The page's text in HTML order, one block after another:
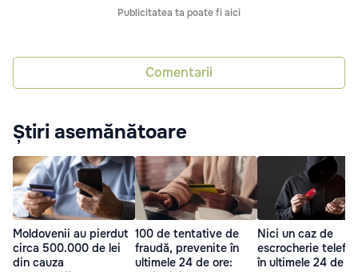
Publicitatea ta poate fi aici
Comentarii
Știri asemănătoare
Moldovenii au pierdut
circa 500.000 de lei
din cauza
100 de tentative de
fraudă, prevenite în
ultimele 24 de ore:
Nici un caz de
escrocherie
în ultimele 24 de